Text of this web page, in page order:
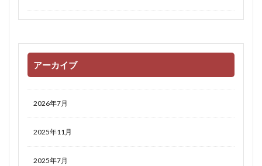
アーカイブ
2026年7月
2025年11月
2025年7月